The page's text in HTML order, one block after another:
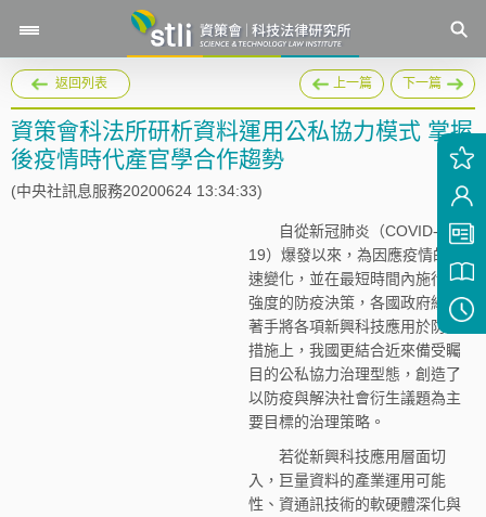
返回列表 上一篇 下一篇
資策會科法所研析資料運用公私協力模式 掌握
後疫情時代產官學合作趨勢
(中央社訊息服務20200624 13:34:33)
自從新冠肺炎（COVID-
19）爆發以來，為因應疫情的急
速變化，並在最短時間內施行高
強度的防疫決策，各國政府紛紛
著手將各項新興科技應用於防疫
措施上，我國更結合近來備受矚
目的公私協力治理型態，創造了
以防疫與解決社會衍生議題為主
要目標的治理策略。
若從新興科技應用層面切
入，巨量資料的產業運用可能
性、資通訊技術的軟硬體深化與